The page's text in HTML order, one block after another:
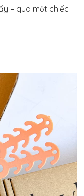
– qua một chiếc